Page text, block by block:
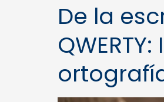
De la